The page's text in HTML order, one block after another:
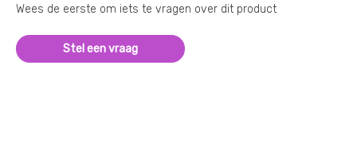
Wees de eerste om iets te vragen over dit product
Stel een vraag